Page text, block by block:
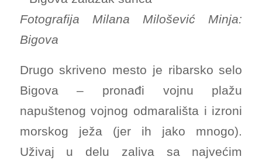
Fotografija Milana Milošević Minja:
Bigova
Drugo skriveno mesto je ribarsko selo
Bigova – pronađi vojnu plažu
napuštenog vojnog odmarališta i izroni
morskog ježa (jer ih jako mnogo).
Uživaj u delu zaliva sa najvećim